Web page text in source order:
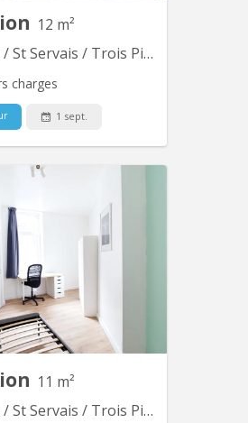
12 m²
Servais / Trois Piliers
charges
1 sept.
11 m²
Servais / Trois Piliers
partir de septembre 2026
lumineuse de 11 m²
1, au rez de chaussée) à
une maison entièrement
en 2024, au 68 rue Saint-
Servais (5002 Namur).
de 4 personnes,
PEB C. La chambre est